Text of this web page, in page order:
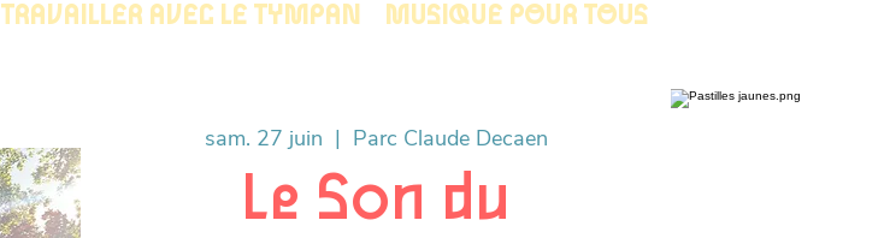
TRAVAILLER AVEC LE TYMPAN MUSIQUE POUR TOUS
sam. 27 juin
  |
Parc Claude Decaen
Le Son du